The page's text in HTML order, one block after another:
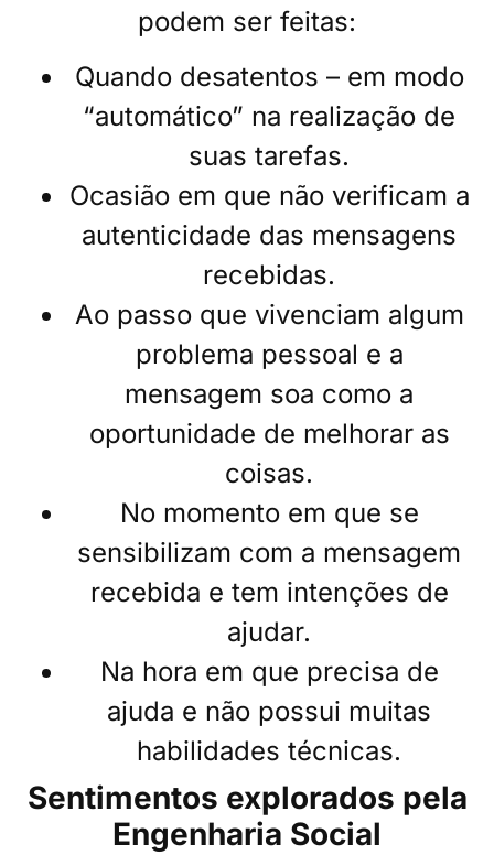
podem ser feitas:
Quando desatentos – em modo
“automático” na realização de
suas tarefas.
Ocasião em que não verificam a
autenticidade das mensagens
recebidas.
Ao passo que vivenciam algum
problema pessoal e a
mensagem soa como a
oportunidade de melhorar as
coisas.
No momento em que se
sensibilizam com a mensagem
recebida e tem intenções de
ajudar.
Na hora em que precisa de
ajuda e não possui muitas
habilidades técnicas.
Sentimentos explorados pela
Engenharia Social